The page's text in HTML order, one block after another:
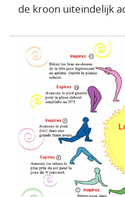
de kroon uiteindelijk